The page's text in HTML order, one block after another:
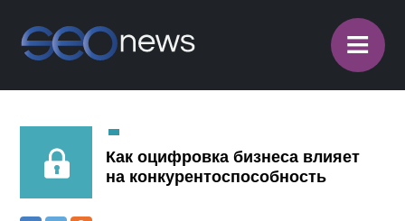
≡
Как оцифровка бизнеса влияет
на конкурентоспособность